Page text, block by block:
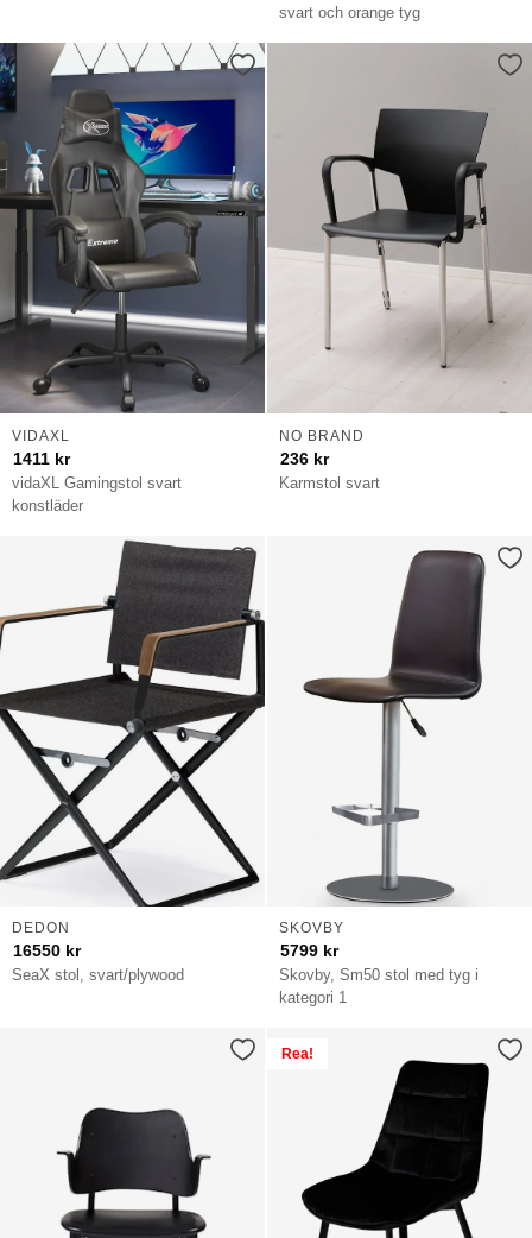
svart och orange tyg
vidaXL Gamingstol svart
konstläder
VIDAXL
1411 kr
Karmstol svart
NO BRAND
236 kr
SeaX stol, svart/plywood
DEDON
16550 kr
Skovby, Sm50 stol med tyg i
kategori 1
SKOVBY
5799 kr
Rea!